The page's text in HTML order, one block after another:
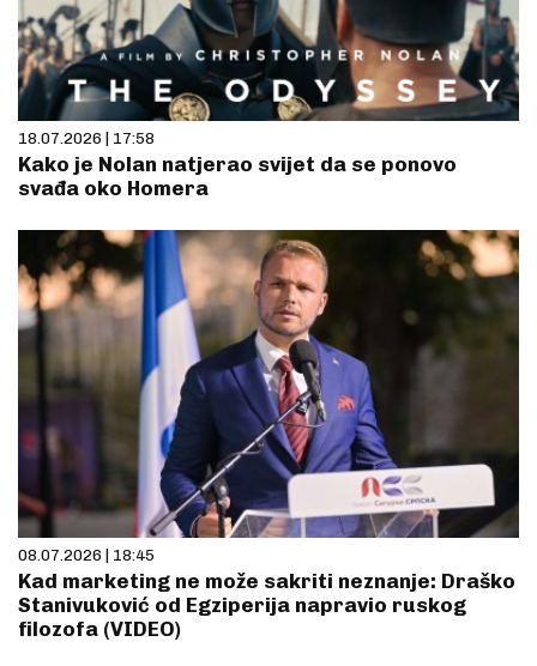
18.07.2026 | 17:58
Kako je Nolan natjerao svijet da se ponovo
svađa oko Homera
08.07.2026 | 18:45
Kad marketing ne može sakriti neznanje: Draško
Stanivuković od Egziperija napravio ruskog
filozofa (VIDEO)